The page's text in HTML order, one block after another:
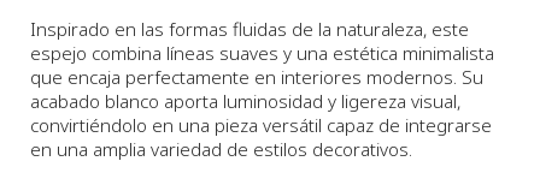
Inspirado en las formas fluidas de la naturaleza, este
espejo combina líneas suaves y una estética minimalista
que encaja perfectamente en interiores modernos. Su
acabado blanco aporta luminosidad y ligereza visual,
convirtiéndolo en una pieza versátil capaz de integrarse
en una amplia variedad de estilos decorativos.